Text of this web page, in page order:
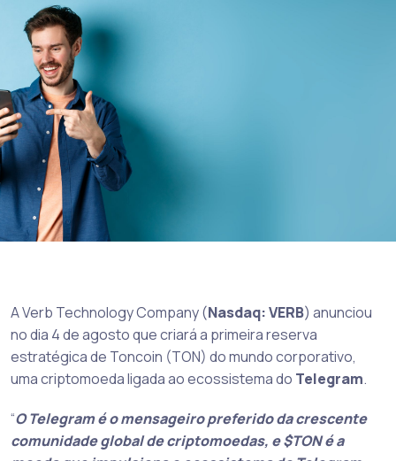
A Verb Technology Company (Nasdaq: VERB) anunciou
no dia 4 de agosto que criará a primeira reserva
estratégica de Toncoin (TON) do mundo corporativo,
uma criptomoeda ligada ao ecossistema do Telegram.
“O Telegram é o mensageiro preferido da crescente
comunidade global de criptomoedas, e $TON é a